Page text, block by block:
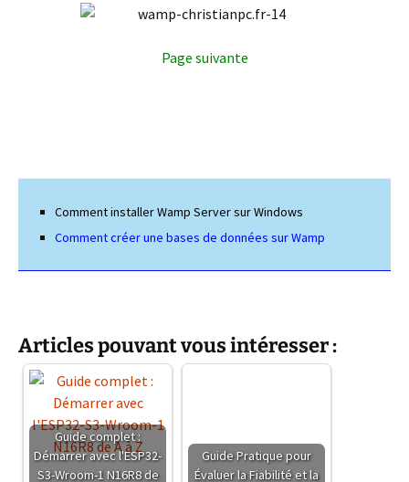
Page suivante
Comment installer Wamp Server sur Windows
Comment créer une bases de données sur Wamp
Articles pouvant vous intéresser :
Guide complet :
Démarrer avec l'ESP32-
S3-Wroom-1 N16R8 de
Guide Pratique pour
Évaluer la Fiabilité et la